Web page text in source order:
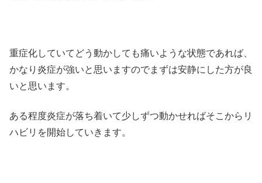
重症化していてどう動かしても痛いような状態であれば、
かなり炎症が強いと思いますのでまずは安静にした方が良
いと思います。
ある程度炎症が落ち着いて少しずつ動かせればそこからリ
ハビリを開始していきます。